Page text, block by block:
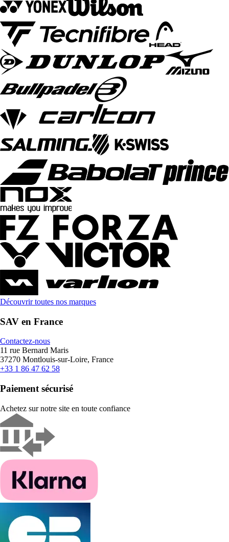
Découvrir toutes nos marques
SAV en France
Contactez-nous
11 rue Bernard Maris
37270 Montlouis-sur-Loire, France
+33 1 86 47 62 58
Paiement sécurisé
Achetez sur notre site en toute confiance